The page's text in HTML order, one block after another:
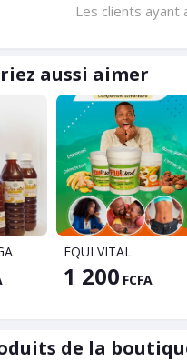
Les clients ayant
aussi aimer
EQUI VITAL
1 200 FCFA
de la